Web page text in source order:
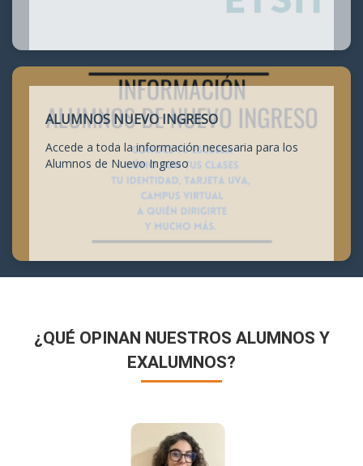
ALUMNOS NUEVO INGRESO
Accede a toda la información necesaria para los
Alumnos de Nuevo Ingreso
¿QUÉ OPINAN NUESTROS ALUMNOS Y
EXALUMNOS?